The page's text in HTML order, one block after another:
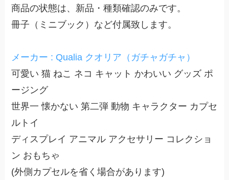
商品の状態は、新品・種類確認のみです。
冊子（ミニブック）など付属致します。
メーカー : Qualia クオリア（ガチャガチャ）
可愛い 猫 ねこ ネコ キャット かわいい グッズ ポ
ージング
世界一 懐かない 第二弾 動物 キャラクター カプセ
ルトイ
ディスプレイ アニマル アクセサリー コレクショ
ン おもちゃ
(外側カプセルを省く場合があります)